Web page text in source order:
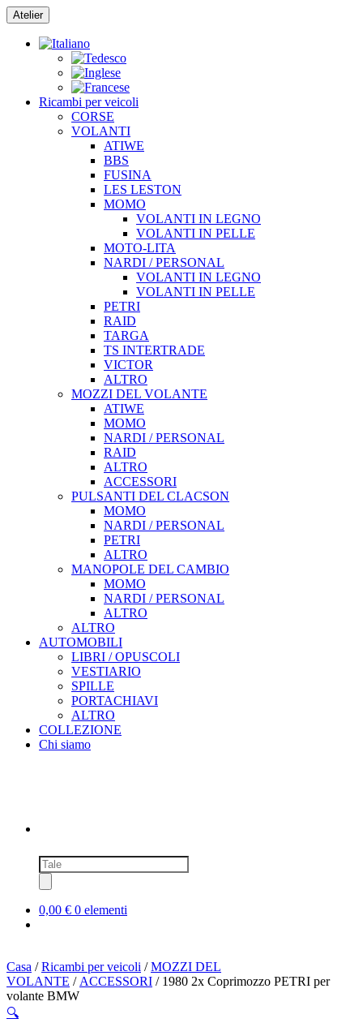
Vai
al
contenuto
Atelier
Ricambi per veicoli
CORSE
VOLANTI
ATIWE
BBS
FUSINA
LES LESTON
MOMO
VOLANTI IN LEGNO
VOLANTI IN PELLE
MOTO-LITA
NARDI / PERSONAL
VOLANTI IN LEGNO
VOLANTI IN PELLE
PETRI
RAID
TARGA
TS INTERTRADE
VICTOR
ALTRO
MOZZI DEL VOLANTE
ATIWE
MOMO
NARDI / PERSONAL
RAID
ALTRO
ACCESSORI
PULSANTI DEL CLACSON
MOMO
NARDI / PERSONAL
PETRI
ALTRO
MANOPOLE DEL CAMBIO
MOMO
NARDI / PERSONAL
ALTRO
ALTRO
AUTOMOBILI
LIBRI / OPUSCOLI
VESTIARIO
SPILLE
PORTACHIAVI
ALTRO
COLLEZIONE
Chi siamo
Ricerca
prodotti
0,00 € 0 elementi
Casa /Ricambi per veicoli /MOZZI DEL
VOLANTE / ACCESSORI / 1980 2x Coprimozzo PETRI per
volante BMW
🔍